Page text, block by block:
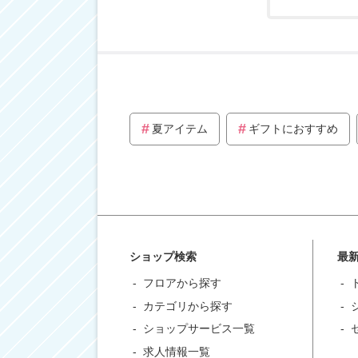
夏アイテム ギフトにおすすめ
ショップ検索
フロアから探す
カテゴリから探す
ショップサービス一覧
求人情報一覧
最